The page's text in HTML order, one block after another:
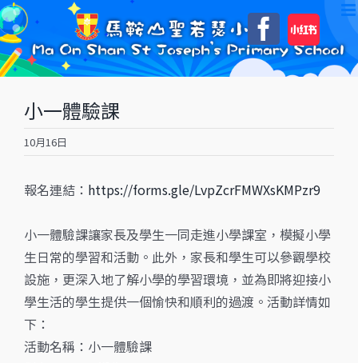
Skip
to
content
自
訂
小一體驗課
10月16日
報名連結： https://forms.gle/LvpZcrFMWXsKMPzr9
小一體驗課讓家長及學生一同走進小學課室，模擬小學
生日常的學習和活動。此外，家長和學生可以參觀學校
設施，更深入地了解小學的學習環境，並為即將迎接小
學生活的學生提供一個愉快和順利的過渡。活動詳情如
下：
活動名稱：小一體驗課